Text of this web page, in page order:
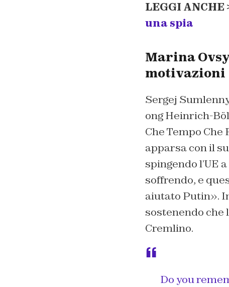
LEGGI ANCHE
una spia
Marina
motivazioni
Sergej
ong Heinrich-
Che Tempo
apparsa con il
spingendo l’UE
soffrendo, e
aiutato Putin».
sostenendo che
Cremlino.
Do you